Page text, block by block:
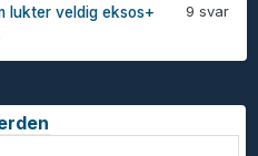
9 svar
lukter veldig eksos+